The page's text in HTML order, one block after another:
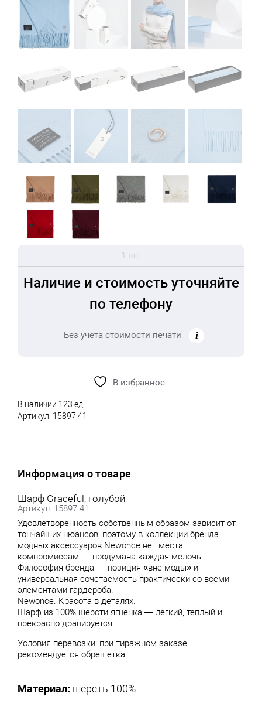
1 шт.
Наличие и стоимость уточняйте
по телефону
Без учета стоимости печати
В избранное
В наличии 123 ед.
Артикул: 15897.41
Информация о товаре
Шарф Graceful, голубой
Артикул: 15897.41
Удовлетворенность собственным образом зависит от
тончайших нюансов, поэтому в коллекции бренда
модных аксессуаров Newonce нет места
компромиссам — продумана каждая мелочь.
Философия бренда — позиция «вне моды» и
универсальная сочетаемость практически со всеми
элементами гардероба.
Newonce. Красота в деталях.
Шарф из 100% шерсти ягненка — легкий, теплый и
прекрасно драпируется.
Условия перевозки: при тиражном заказе
рекомендуется обрешетка.
Материал: шерсть 100%